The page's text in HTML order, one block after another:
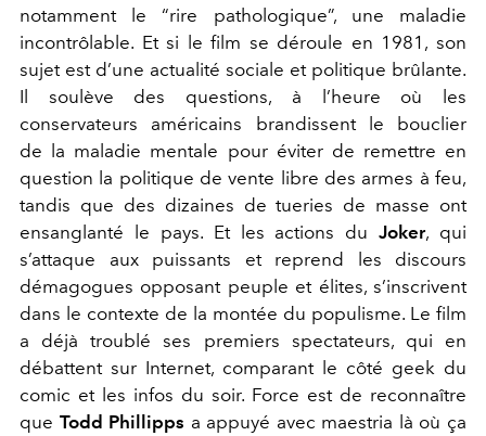
notamment le “rire pathologique”, une maladie
incontrôlable. Et si le film se déroule en 1981, son
sujet est d’une actualité sociale et politique brûlante.
Il soulève des questions, à l’heure où les
conservateurs américains brandissent le bouclier
de la maladie mentale pour éviter de remettre en
question la politique de vente libre des armes à feu,
tandis que des dizaines de tueries de masse ont
ensanglanté le pays. Et les actions duJoker, qui
s’attaque aux puissants et reprend les discours
démagogues opposant peuple et élites, s’inscrivent
dans le contexte de la montée du populisme. Le film
a déjà troublé ses premiers spectateurs, qui en
débattent sur Internet, comparant le côté geek du
comic et les infos du soir. Force est de reconnaître
que Todd Phillipps a appuyé avec maestria là où ça